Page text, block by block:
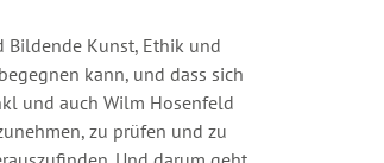
Bildende Kunst, Ethik und
kann, und dass sich
und auch Wilm Hosenfeld
zu prüfen und zu